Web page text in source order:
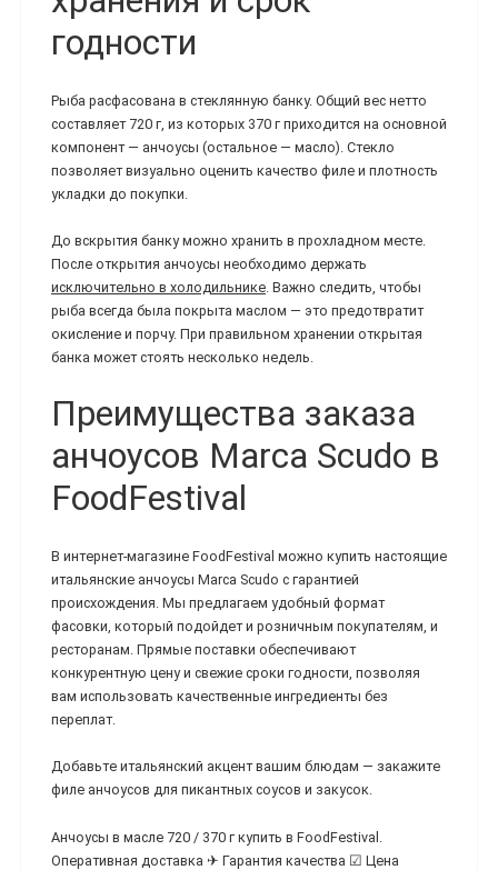
годности
Рыба расфасована в стеклянную банку. Общий вес нетто
составляет 720 г, из которых 370 г приходится на основной
компонент — анчоусы (остальное — масло). Стекло
позволяет визуально оценить качество филе и плотность
укладки до покупки.
До вскрытия банку можно хранить в прохладном месте.
После открытия анчоусы необходимо держать
исключительно в холодильнике. Важно следить, чтобы
рыба всегда была покрыта маслом — это предотвратит
окисление и порчу. При правильном хранении открытая
банка может стоять несколько недель.
Преимущества заказа
анчоусов Marca Scudo в
FoodFestival
В интернет-магазине FoodFestival можно купить настоящие
итальянские анчоусы Marca Scudo с гарантией
происхождения. Мы предлагаем удобный формат
фасовки, который подойдет и розничным покупателям, и
ресторанам. Прямые поставки обеспечивают
конкурентную цену и свежие сроки годности, позволяя
вам использовать качественные ингредиенты без
переплат.
Добавьте итальянский акцент вашим блюдам — закажите
филе анчоусов для пикантных соусов и закусок.
Анчоусы в масле 720 / 370 г купить в FoodFestival.
Оперативная доставка ✈ Гарантия качества ☑ Цена